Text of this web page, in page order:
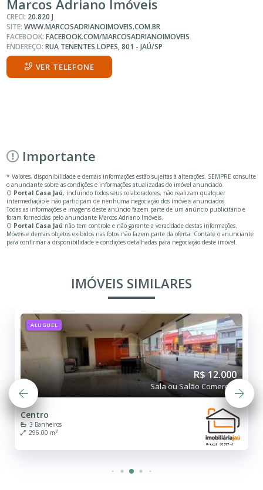
Marcos Adriano Imóveis
CRECI: 20.820 J
SITE:WWW.MARCOSADRIANOIMOVEIS.COM.BR
FACEBOOK:FACEBOOK.COM/MARCOSADRIANOIMOVEIS
ENDEREÇO:RUA TENENTES LOPES, 801 - JAÚ/SP
VER TELEFONE
Importante
* Valores, disponibilidade e demais informações estão sujeitas à alterações. SEMPRE consulte
o anunciante sobre as condições e informações atualizadas do imóvel anunciado.
O Portal Casa Jaú, incluindo todos seus colaboradores, não realizam qualquer
intermediação e não participam de nenhuma negociação dos imóveis anunciados.
Todas as informações e imagens deste anúncio fazem parte de um anúncio publicitário e
foram fornecidas pelo anunciante Marcos Adriano Imóveis.
O Portal Casa Jaú não tem controle e não garante a veracidade destas informações.
Móveis e demais objetos exibidos nas fotos não fazem parte da oferta. Contate o anunciante
para confirmar a disponibilidade e condições detalhadas para negociação deste imóvel.
IMÓVEIS SIMILARES
ALUGUEL
R$ 12.000
Sala ou Salão Comercial
Centro
3 Banheiros
296.00 m²